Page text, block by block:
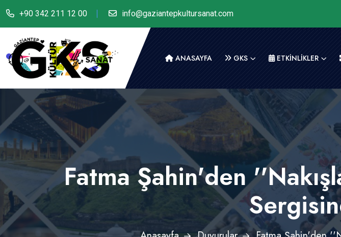
+90 342 211 12 00 info@gaziantepkultursanat.com
ANASAYFA GKS ETKİNLİKLER
Fatma Şahin'den